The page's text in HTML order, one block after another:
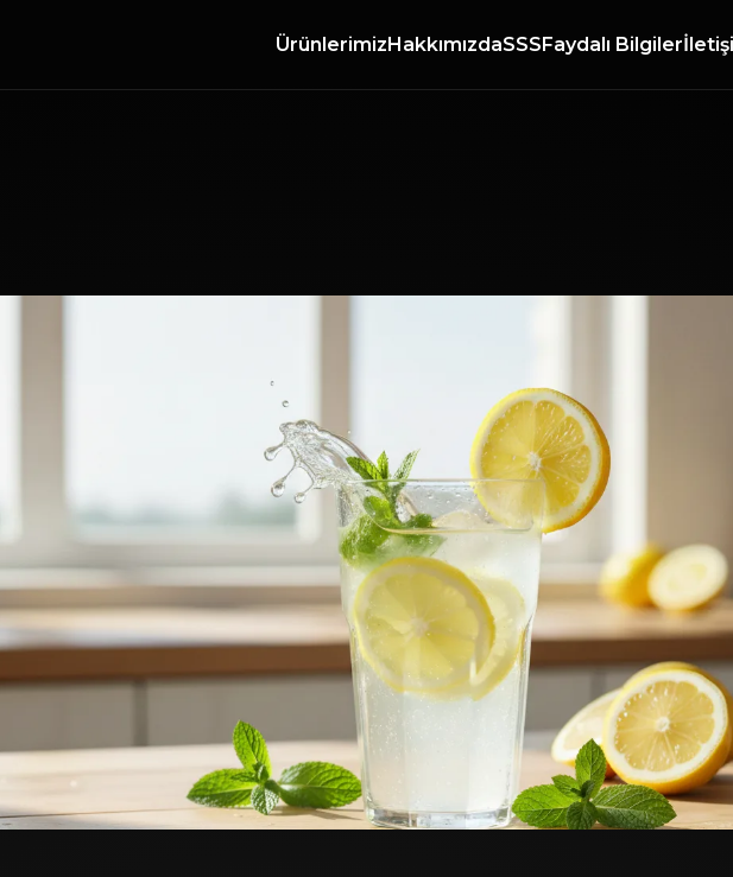
ÜrünlerimizHakkımızdaSSSFaydalı Bilgiler